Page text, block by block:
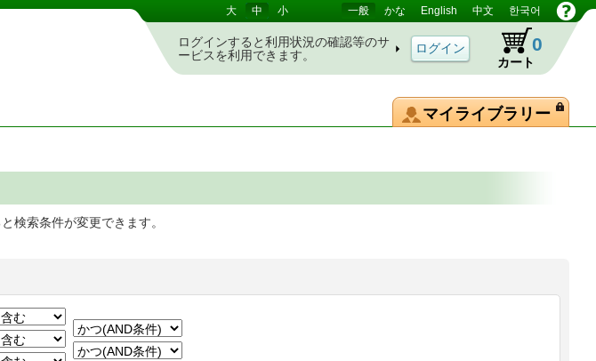
システム 大 中 小 一般 かな English 中文 한국어
ログインすると利用状況の確認等のサ
ービスを利用できます。
カート
0
マイライブラリー
検索条件が変更できます。